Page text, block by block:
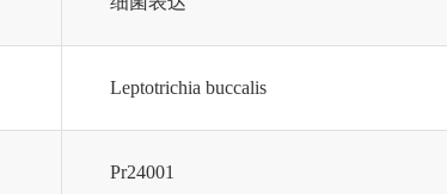
Leptotrichia buccalis
Pr24001